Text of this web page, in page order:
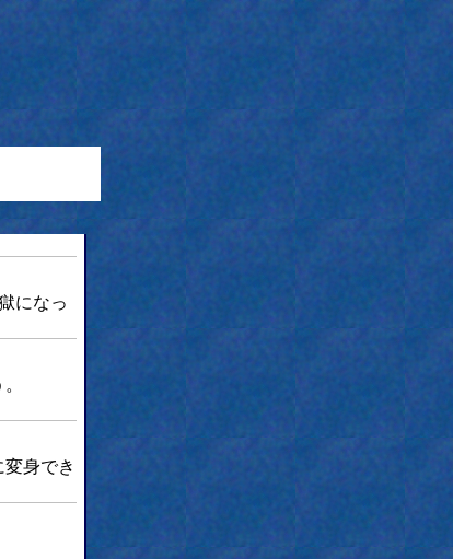
になっ
身でき